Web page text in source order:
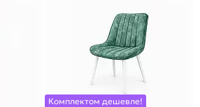
Комплектом дешевле!